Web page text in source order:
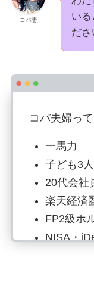
コバ妻
いる
ださ
コバ夫婦っ
一馬力
子ども3人
20代会社
楽天経済
FP2級ホ
NISA・